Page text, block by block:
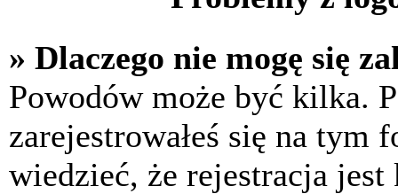
» Dlaczego nie mogę się
Powodów może być kilka.
zarejestrowałeś się na tym
wiedzieć, że rejestracja